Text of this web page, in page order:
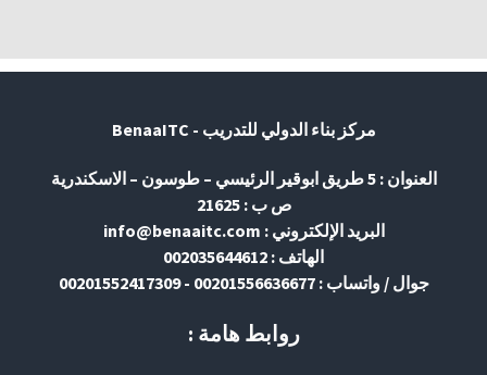
مركز بناء الدولي للتدريب - BenaaITC
العنوان : 5 طريق ابوقير الرئيسي – طوسون – الاسكندرية
ص ب : 21625
البريد الإلكتروني : info@benaaitc.com
الهاتف : 002035644612
جوال / واتساب : 00201556636677 - 00201552417309
روابط هامة :